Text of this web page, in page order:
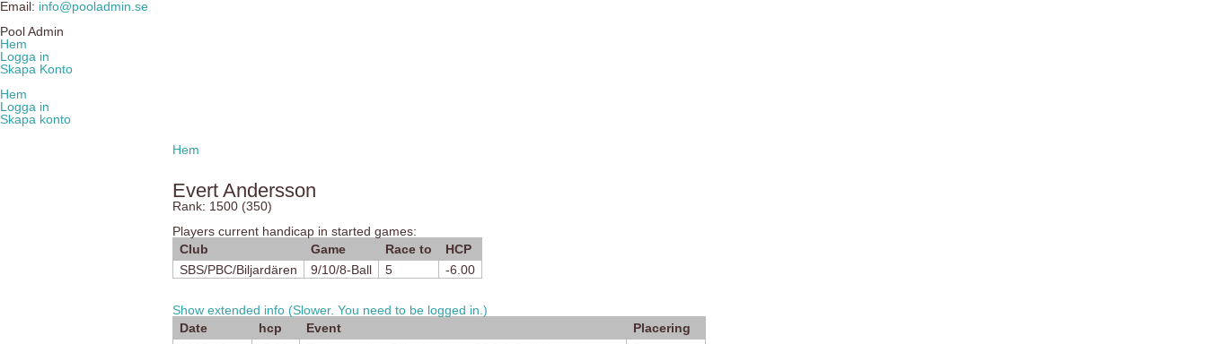
Email: info@pooladmin.se
Pool Admin
Hem
Logga in
Skapa Konto
Hem
Logga in
Skapa konto
Hem
Evert Andersson
Rank: 1500 (350)
Players current handicap in started games:
Club
Game Race to
HCP
SBS/PBC/Biljardären
9/10/8-Ball 5 -6.00
Show extended info (Slower. You need to be logged in.)
Date
hcp Event
Placering